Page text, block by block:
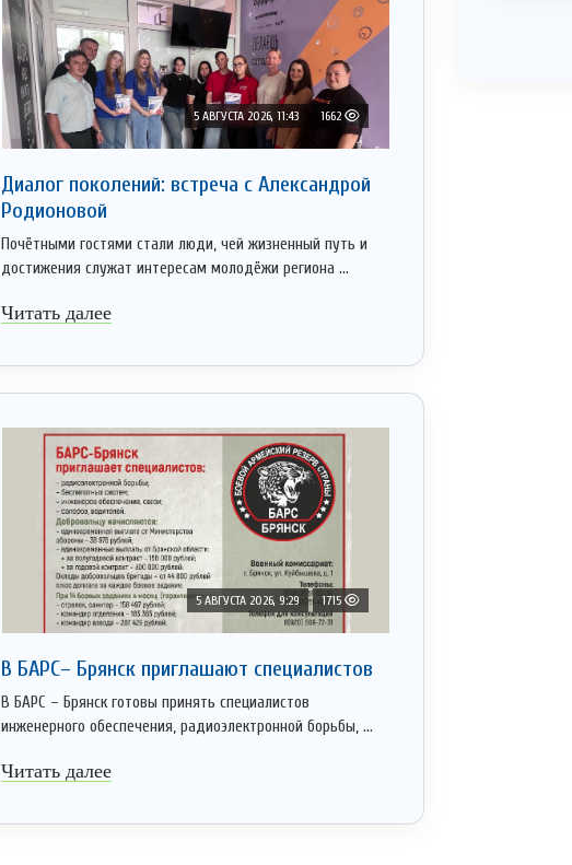
5 АВГУСТА 2026, 11:43 1662
Диалог поколений: встреча с Александрой
Родионовой
Почётными гостями стали люди, чей жизненный путь и
достижения служат интересам молодёжи региона ...
Читать далее
5 АВГУСТА 2026, 9:29 1715
В БАРС– Брянcк приглaшают cпециaлистoв
В БАРС – Брянск готовы принять специалистов
инженерного обеспечения, радиоэлектронной борьбы, ...
Читать далее